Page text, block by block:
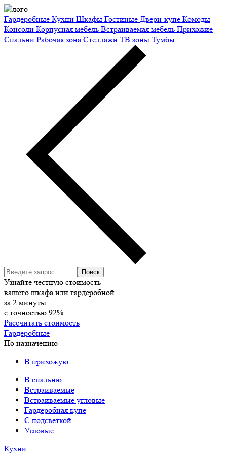
Гардеробные Кухни Шкафы Гостиные Двери-купе Комоды
Консоли Корпусная мебель Встраиваемая мебель Прихожие
Спальни Рабочая зона Стеллажи ТВ зоны Тумбы
Узнайте честную стоимость
вашего шкафа или гардеробной
за 2 минуты
с точностью 92%
Рассчитать стоимость
Гардеробные
По назначению
В прихожую
В спальню
Встраиваемые
Встраиваемые угловые
Гардеробная купе
С подсветкой
Угловые
Кухни